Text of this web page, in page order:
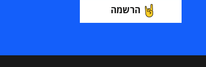
הרשמה